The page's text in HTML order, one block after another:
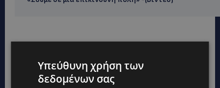
Υπεύθυνη χρήση των
δεδομένων σας